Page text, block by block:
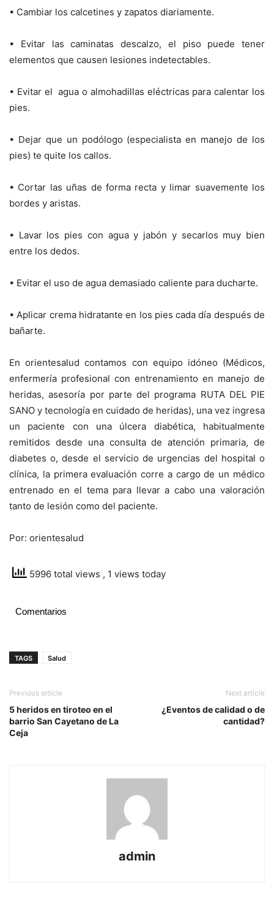
• Cambiar los calcetines y zapatos diariamente.
• Evitar las caminatas descalzo, el piso puede tener
elementos que causen lesiones indetectables.
• Evitar el agua o almohadillas eléctricas para calentar los
pies.
• Dejar que un podólogo (especialista en manejo de los
pies) te quite los callos.
• Cortar las uñas de forma recta y limar suavemente los
bordes y aristas.
• Lavar los pies con agua y jabón y secarlos muy bien
entre los dedos.
• Evitar el uso de agua demasiado caliente para ducharte.
• Aplicar crema hidratante en los pies cada día después de
bañarte.
En orientesalud contamos con equipo idóneo (Médicos,
enfermería profesional con entrenamiento en manejo de
heridas, asesoría por parte del programa RUTA DEL PIE
SANO y tecnología en cuidado de heridas), una vez ingresa
un paciente con una úlcera diabética, habitualmente
remitidos desde una consulta de atención primaria, de
diabetes o, desde el servicio de urgencias del hospital o
clínica, la primera evaluación corre a cargo de un médico
entrenado en el tema para llevar a cabo una valoración
tanto de lesión como del paciente.
Por: orientesalud
5996 total views , 1 views today
Comentarios
TAGS Salud
Previous article
5 heridos en tiroteo en el
barrio San Cayetano de La
Ceja
Next article
¿Eventos de calidad o de
cantidad?
admin